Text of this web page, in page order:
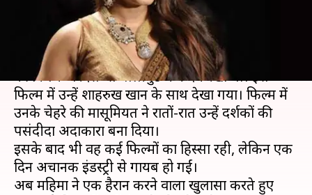
क्या है खबर?
अभिनेत्री महिमा चौधरी ने 1997 में रिलीज हुई सुभाष घई
की फिल्म 'परदेस' से बॉलीवुड में कदम रखा था। इस
फिल्म में उन्हें शाहरुख खान के साथ देखा गया। फिल्म में
उनके चेहरे की मासूमियत ने रातों-रात उन्हें दर्शकों की
पसंदीदा अदाकारा बना दिया।
इसके बाद भी वह कई फिल्मों का हिस्सा रही, लेकिन एक
दिन अचानक इंडस्ट्री से गायब हो गईं।
अब महिमा ने एक हैरान करने वाला खुलासा करते हुए